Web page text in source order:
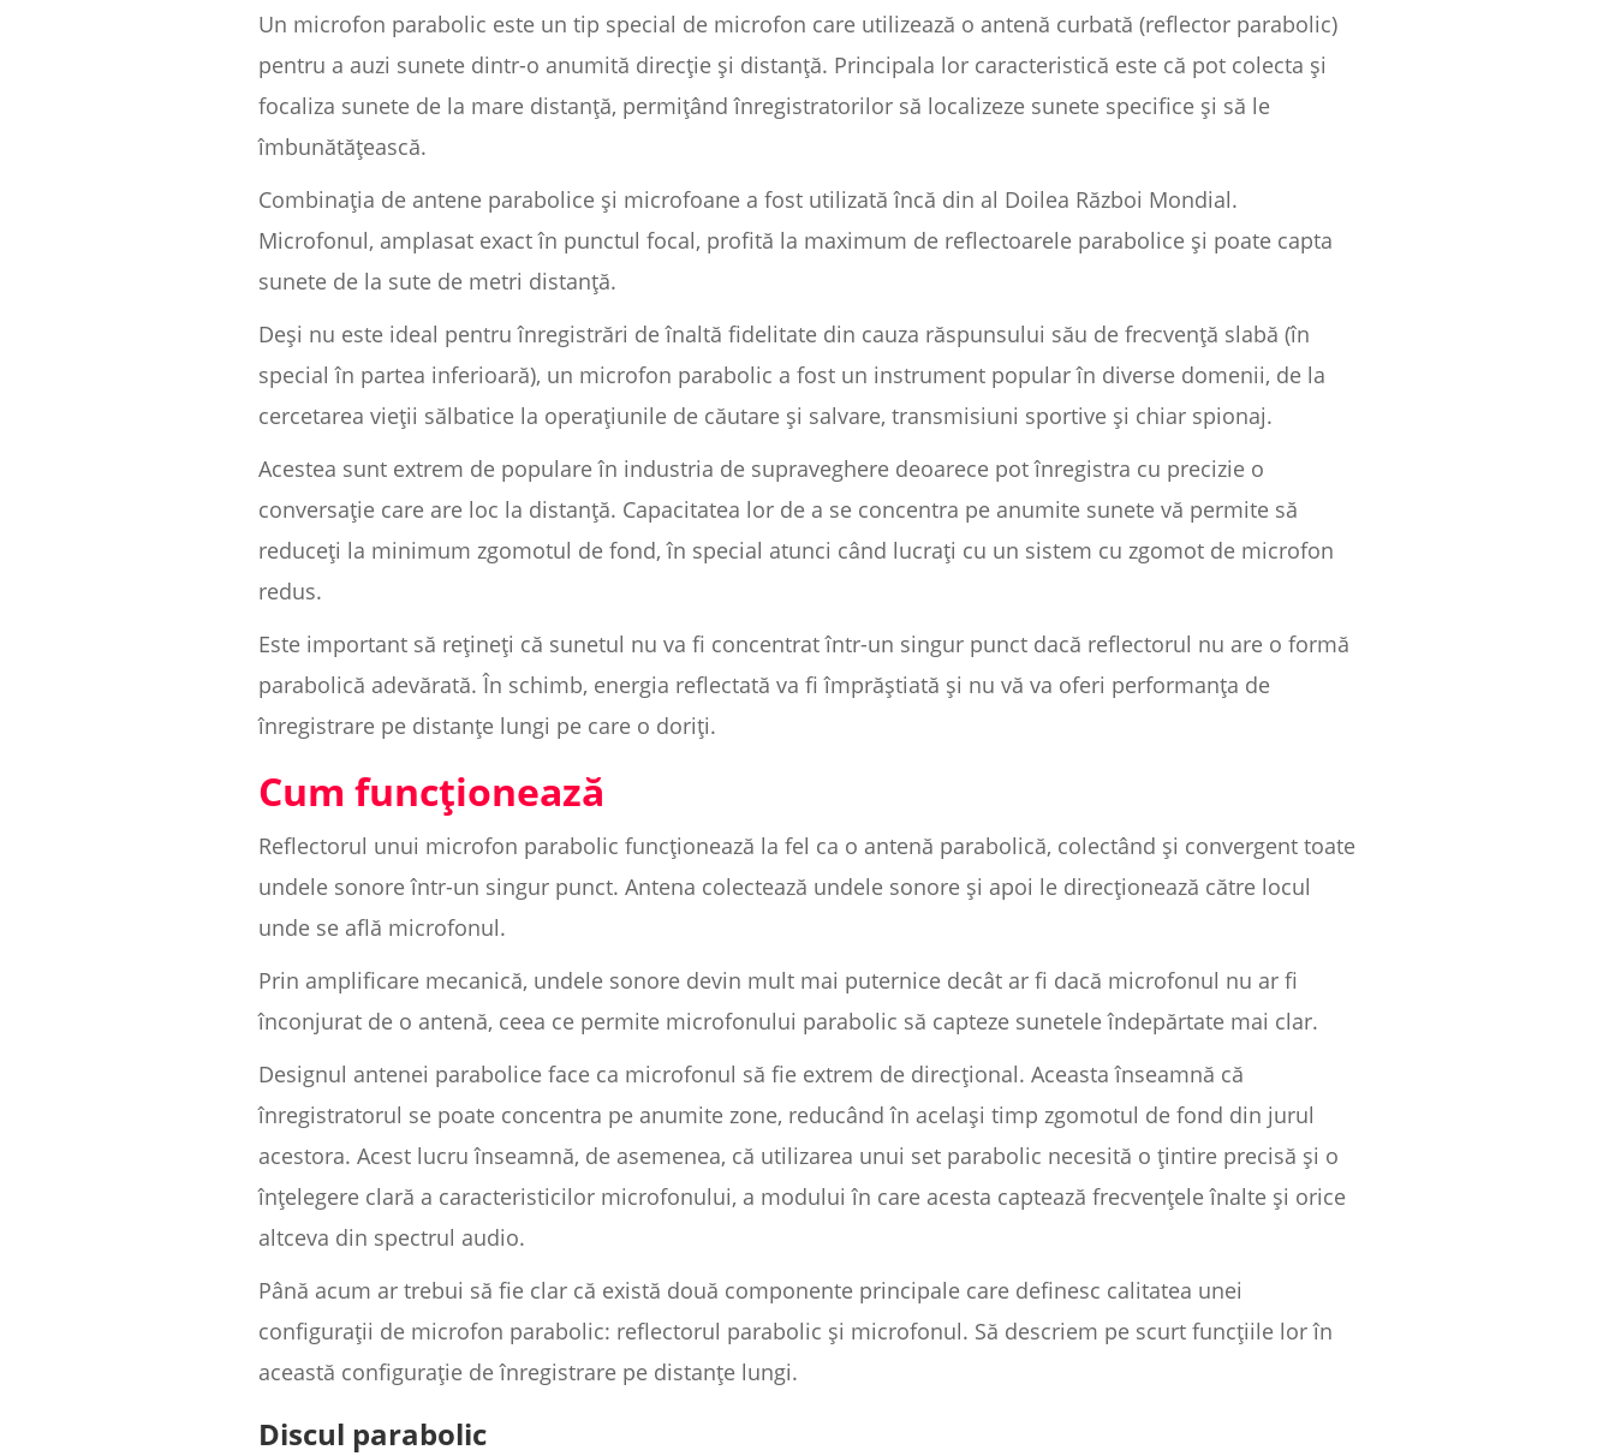
Un microfon parabolic este un tip special de microfon care utilizează o antenă curbată (reflector parabolic)
pentru a auzi sunete dintr-o anumită direcție și distanță. Principala lor caracteristică este că pot colecta și
focaliza sunete de la mare distanță, permițând înregistratorilor să localizeze sunete specifice și să le
îmbunătățească.
Combinația de antene parabolice și microfoane a fost utilizată încă din al Doilea Război Mondial.
Microfonul, amplasat exact în punctul focal, profită la maximum de reflectoarele parabolice și poate capta
sunete de la sute de metri distanță.
Deși nu este ideal pentru înregistrări de înaltă fidelitate din cauza răspunsului său de frecvență slabă (în
special în partea inferioară), un microfon parabolic a fost un instrument popular în diverse domenii, de la
cercetarea vieții sălbatice la operațiunile de căutare și salvare, transmisiuni sportive și chiar spionaj.
Acestea sunt extrem de populare în industria de supraveghere deoarece pot înregistra cu precizie o
conversație care are loc la distanță. Capacitatea lor de a se concentra pe anumite sunete vă permite să
reduceți la minimum zgomotul de fond, în special atunci când lucrați cu un sistem cu zgomot de microfon
redus.
Este important să rețineți că sunetul nu va fi concentrat într-un singur punct dacă reflectorul nu are o formă
parabolică adevărată. În schimb, energia reflectată va fi împrăștiată și nu vă va oferi performanța de
înregistrare pe distanțe lungi pe care o doriți.
Cum funcționează
Reflectorul unui microfon parabolic funcționează la fel ca o antenă parabolică, colectând și convergent toate
undele sonore într-un singur punct. Antena colectează undele sonore și apoi le direcționează către locul
unde se află microfonul.
Prin amplificare mecanică, undele sonore devin mult mai puternice decât ar fi dacă microfonul nu ar fi
înconjurat de o antenă, ceea ce permite microfonului parabolic să capteze sunetele îndepărtate mai clar.
Designul antenei parabolice face ca microfonul să fie extrem de direcțional. Aceasta înseamnă că
înregistratorul se poate concentra pe anumite zone, reducând în același timp zgomotul de fond din jurul
acestora. Acest lucru înseamnă, de asemenea, că utilizarea unui set parabolic necesită o țintire precisă și o
înțelegere clară a caracteristicilor microfonului, a modului în care acesta captează frecvențele înalte și orice
altceva din spectrul audio.
Până acum ar trebui să fie clar că există două componente principale care definesc calitatea unei
configurații de microfon parabolic: reflectorul parabolic și microfonul. Să descriem pe scurt funcțiile lor în
această configurație de înregistrare pe distanțe lungi.
Discul parabolic